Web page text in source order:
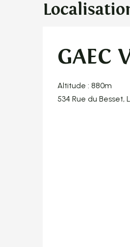
GAEC
Altitude : 880m
534 Rue du Besset,